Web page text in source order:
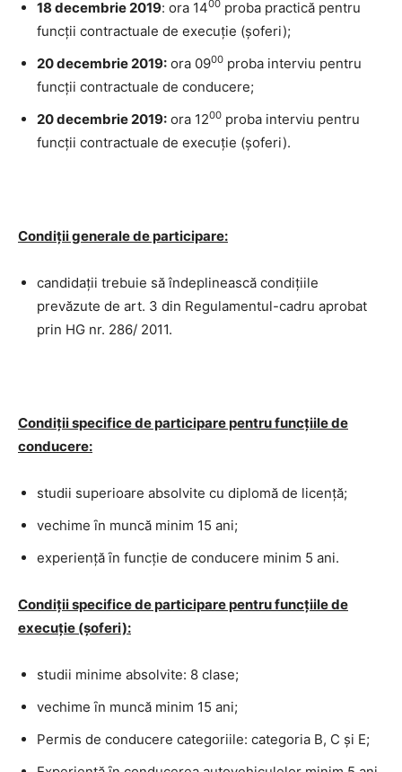
18 decembrie 2019: ora 1400 proba practică pentru
funcţii contractuale de execuţie (șoferi);
20 decembrie 2019: ora 0900 proba interviu pentru
funcţii contractuale de conducere;
20 decembrie 2019: ora 1200 proba interviu pentru
funcţii contractuale de execuţie (șoferi).
Condiţii generale de participare:
candidaţii trebuie să îndeplinească condiţiile
prevăzute de art. 3 din Regulamentul-cadru aprobat
prin HG nr. 286/ 2011.
Condiţii specifice de participare pentru funcţiile de
conducere:
studii superioare absolvite cu diplomă de licenţă;
vechime ȋn muncă minim 15 ani;
experienţă ȋn funcţie de conducere minim 5 ani.
Condiţii specifice de participare pentru funcţiile de
execuţie (șoferi):
studii minime absolvite: 8 clase;
vechime ȋn muncă minim 15 ani;
Permis de conducere categoriile: categoria B, C și E;